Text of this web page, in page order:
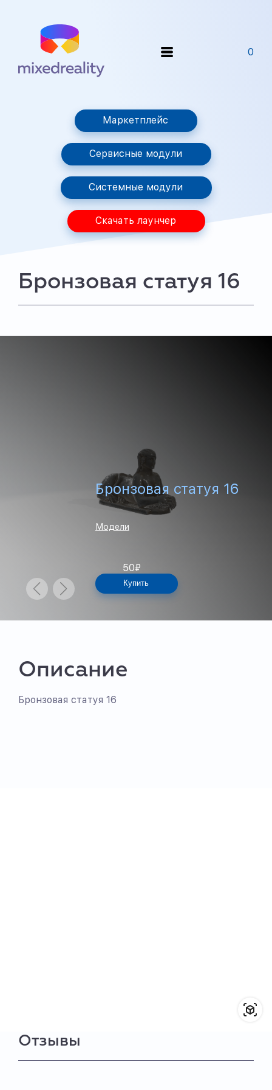
0
Маркетплейс
Сервисные модули
Системные модули
Скачать лаунчер
Бронзовая статуя 16
Бронзовая статуя 16
Модели
50₽
Купить
Описание
Бронзовая статуя 16
Отзывы